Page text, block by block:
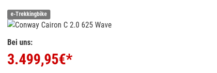
e-Trekkingbike
Bei uns:
3.499,95€*